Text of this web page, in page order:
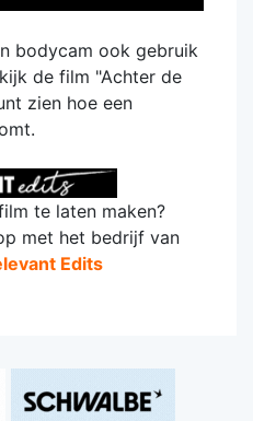
bodycam ook gebruik
de film "Achter de
zien hoe een
te laten maken?
met het bedrijf van
Edits